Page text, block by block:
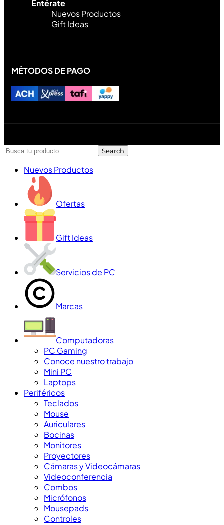
Entérate
Nuevos Productos
Gift Ideas
MÉTODOS DE PAGO
Search
Nuevos Productos
Ofertas
Gift Ideas
Servicios de PC
Marcas
Computadoras
PC Gaming
Conoce nuestro trabajo
Mini PC
Laptops
Periféricos
Teclados
Mouse
Auriculares
Bocinas
Monitores
Proyectores
Cámaras y Videocámaras
Videoconferencia
Combos
Micrófonos
Mousepads
Controles